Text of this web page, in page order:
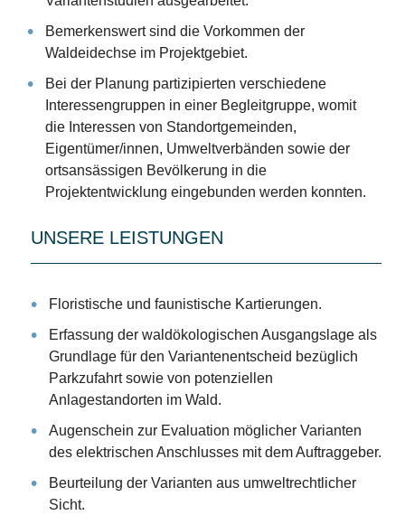
Bemerkenswert sind die Vorkommen der
Waldeidechse im Projektgebiet.
Bei der Planung partizipierten verschiedene
Interessengruppen in einer Begleitgruppe, womit
die Interessen von Standortgemeinden,
Eigentümer/innen, Umweltverbänden sowie der
ortsansässigen Bevölkerung in die
Projektentwicklung eingebunden werden konnten.
UNSERE LEISTUNGEN
Floristische und faunistische Kartierungen.
Erfassung der waldökologischen Ausgangslage als
Grundlage für den Variantenentscheid bezüglich
Parkzufahrt sowie von potenziellen
Anlagestandorten im Wald.
Augenschein zur Evaluation möglicher Varianten
des elektrischen Anschlusses mit dem Auftraggeber.
Beurteilung der Varianten aus umweltrechtlicher
Sicht.